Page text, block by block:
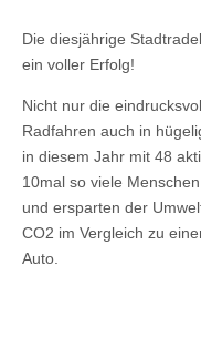
Die diesjährige
ein voller Erfolg!
Nicht nur die
Radfahren auch in
in diesem Jahr mit 48
10mal so viele
und ersparten der
CO2 im Vergleich zu
Auto.